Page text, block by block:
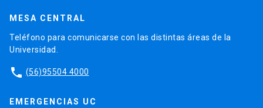
MESA CENTRAL
Teléfono para comunicarse con las distintas áreas de la
Universidad.
phone (56)95504 4000
EMERGENCIAS UC